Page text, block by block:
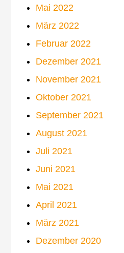
Mai 2022
März 2022
Februar 2022
Dezember 2021
November 2021
Oktober 2021
September 2021
August 2021
Juli 2021
Juni 2021
Mai 2021
April 2021
März 2021
Dezember 2020